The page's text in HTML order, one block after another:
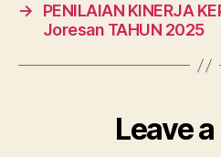
→
PENILAIAN KINERJA
Joresan TAHUN 2025
Leave